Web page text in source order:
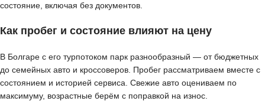
состояние, включая без документов.
Как пробег и состояние влияют на цену
В Болгаре с его турпотоком парк разнообразный — от бюджетных
до семейных авто и кроссоверов. Пробег рассматриваем вместе с
состоянием и историей сервиса. Свежие авто оцениваем по
максимуму, возрастные берём с поправкой на износ.